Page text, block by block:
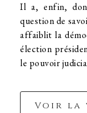
Il a, enfin,
question de
affaiblit la
élection
le pouvoir
Voir la